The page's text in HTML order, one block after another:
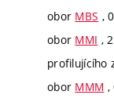
obor MBS ,
obor MMI ,
profilujícího
obor MMM ,